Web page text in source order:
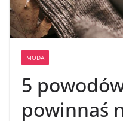
MODA
5
powinnaś